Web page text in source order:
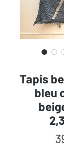
Tapis
bleu